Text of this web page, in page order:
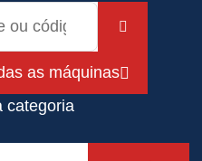
as máquinas
categoria